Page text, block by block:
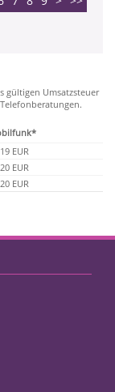
gültigen Umsatzsteuer
EUR
EUR
EUR